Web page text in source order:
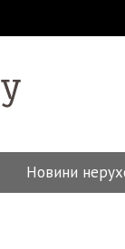
Новини